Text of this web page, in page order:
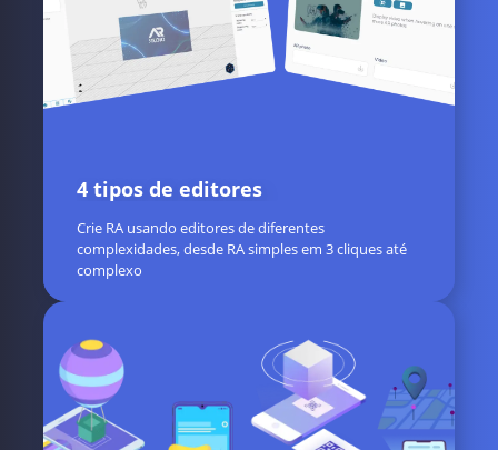
4 tipos de editores
Crie RA usando editores de diferentes
complexidades, desde RA simples em 3 cliques até
complexo